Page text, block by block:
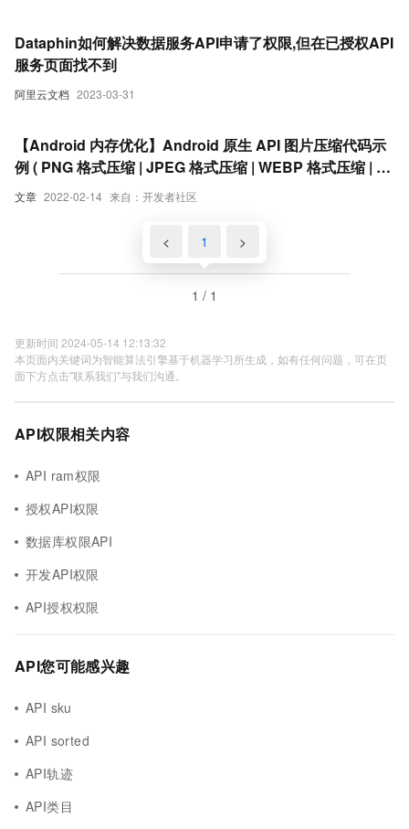
阿里云文档 2023-03-31
Dataphin如何解决数据服务API申请了权限,但在已授权API
服务页面找不到
文章 2022-02-14 来自：开发者社区
【Android 内存优化】Android 原生 API 图片压缩代码示
例 ( PNG 格式压缩 | JPEG 格式压缩 | WEBP 格式压缩 | 动
态权限申请 | Android10 存储策略 )
< 1 >
1 / 1
更新时间 2024-05-14 12:13:32
本页面内关键词为智能算法引擎基于机器学习所生成，如有任何问题，可在页
面下方点击"联系我们"与我们沟通。
API权限相关内容
API ram权限
授权API权限
数据库权限API
开发API权限
API授权权限
API您可能感兴趣
API sku
API sorted
API轨迹
API类目